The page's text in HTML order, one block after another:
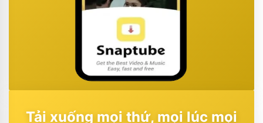
Tải xuống mọi thứ, mọi lúc mọi